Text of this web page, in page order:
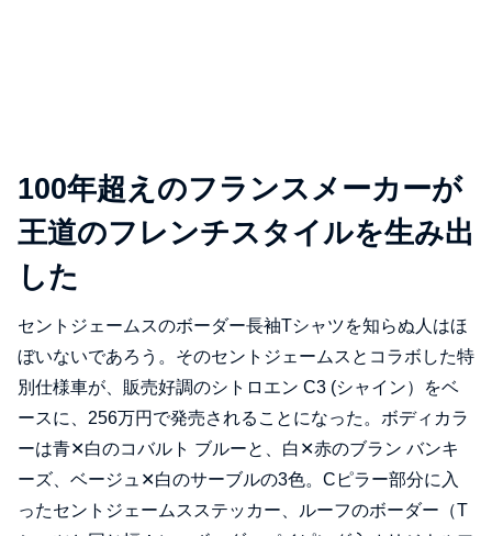
100年超えのフランスメーカーが
王道のフレンチスタイルを生み出
した
セントジェームスのボーダー長袖Tシャツを知らぬ人はほ
ぼいないであろう。そのセントジェームスとコラボした特
別仕様車が、販売好調のシトロエン C3 (シャイン）をベ
ースに、256万円で発売されることになった。ボディカラ
ーは青✕白のコバルト ブルーと、白✕赤のブラン バンキ
ーズ、ベージュ✕白のサーブルの3色。Cピラー部分に入
ったセントジェームスステッカー、ルーフのボーダー（T